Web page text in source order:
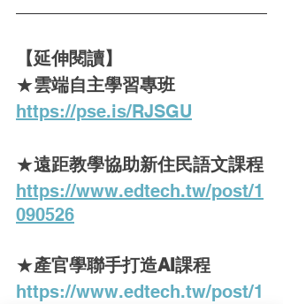
【延伸閱讀】
★雲端自主學習專班
https://pse.is/RJSGU
★遠距教學協助新住民語文課程
https://www.edtech.tw/post/1
090526
★產官學聯手打造AI課程
https://www.edtech.tw/post/1